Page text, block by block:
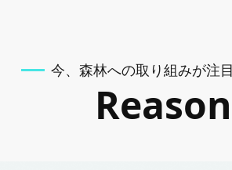
今、森林への取り組みが注
Reason